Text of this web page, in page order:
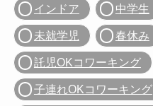
インドア 中学生
未就学児 春休み
託児OKコワーキング
子連れOKコワーキング